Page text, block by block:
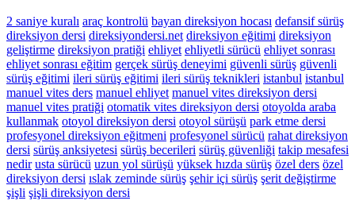
2 saniye kuralı araç kontrolü bayan direksiyon hocası defansif sürüş
direksiyon dersi direksiyondersi.net direksiyon eğitimi direksiyon
geliştirme direksiyon pratiği ehliyet ehliyetli sürücü ehliyet sonrası
ehliyet sonrası eğitim gerçek sürüş deneyimi güvenli sürüş güvenli
sürüş eğitimi ileri sürüş eğitimi ileri sürüş teknikleri istanbul istanbul
manuel vites ders manuel ehliyet manuel vites direksiyon dersi
manuel vites pratiği otomatik vites direksiyon dersi otoyolda araba
kullanmak otoyol direksiyon dersi otoyol sürüşü park etme dersi
profesyonel direksiyon eğitmeni profesyonel sürücü rahat direksiyon
dersi sürüş anksiyetesi sürüş becerileri sürüş güvenliği takip mesafesi
nedir usta sürücü uzun yol sürüşü yüksek hızda sürüş özel ders özel
direksiyon dersi ıslak zeminde sürüş şehir içi sürüş şerit değiştirme
şişli şişli direksiyon dersi